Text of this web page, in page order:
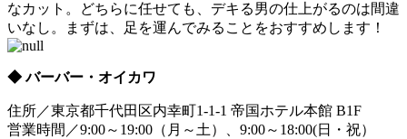
なカット。どちらに任せても、デキる男の仕上がるのは間違
いなし。まずは、足を運んでみることをおすすめします！
◆ バーバー・オイカワ
住所／東京都千代田区内幸町1-1-1 帝国ホテル本館 B1F
営業時間／9:00～19:00（月～土）、9:00～18:00(日・祝）